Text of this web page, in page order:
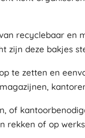
recyclebaar en
deze bakjes
te zetten en
of
rekken of op